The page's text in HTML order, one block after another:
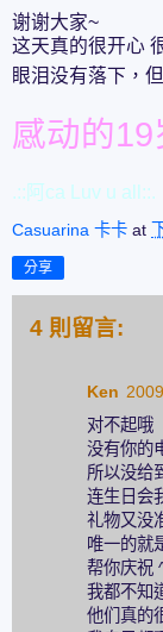
谢谢大家~
这天真的很开心
眼泪没有落下，
感动的19
.::阿ca Luv u all::.
Casuarina 卡卡 at
分享
4 則留言:
Ken
对不起哦
没有你的
所以没给
连生日会
礼物又没
唯一的就
帮你庆祝
我都不知
他们真的